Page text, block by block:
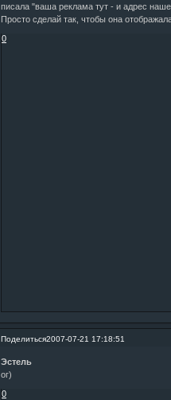
писала "ваша реклама тут - и адрес
Просто сделай так, чтобы она
0
Поделиться2007-07-21 17:18:51
Эстель
ог)
0